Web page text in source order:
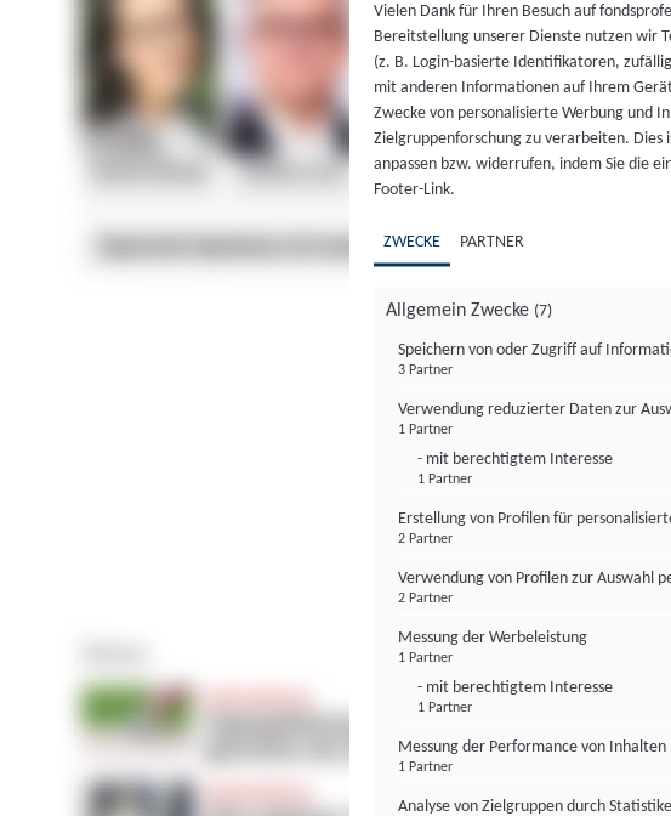
Vielen Dank für Ihren Besuch auf
Bereitstellung unserer Dienste nutzen wir
(z. B. Login-basierte Identifikatoren,
mit anderen Informationen auf Ihrem
Zwecke von personalisierte Werbung und
Zielgruppenforschung zu verarbeiten.
anpassen bzw. widerrufen, indem Sie die
Footer-Link.
ZWECKE PARTNER
Allgemein Zwecke (7)
Speichern von oder Zugriff auf
3 Partner
Verwendung reduzierter Daten zur
1 Partner
- mit berechtigtem Interesse
1 Partner
Erstellung von Profilen für
2 Partner
Verwendung von Profilen zur Auswahl
2 Partner
Messung der Werbeleistung
1 Partner
- mit berechtigtem Interesse
1 Partner
Messung der Performance von Inhalten
1 Partner
Analyse von Zielgruppen durch